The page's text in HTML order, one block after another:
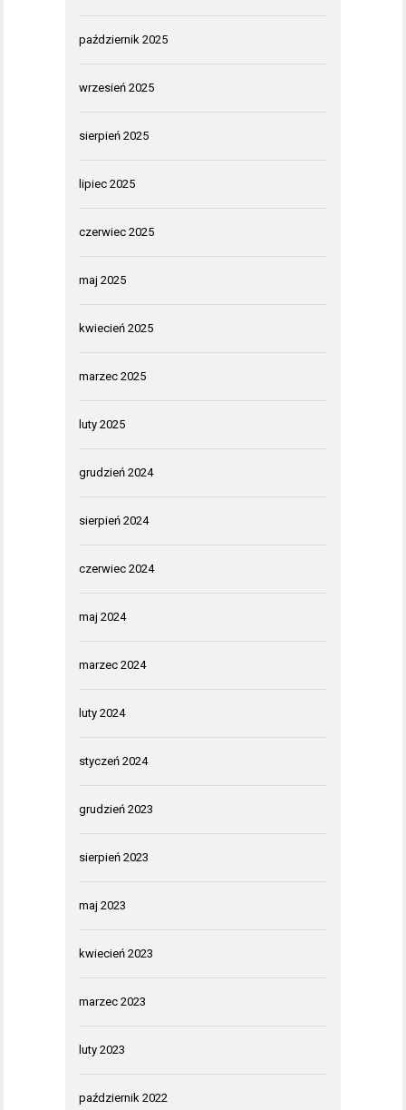
październik 2025
wrzesień 2025
sierpień 2025
lipiec 2025
czerwiec 2025
maj 2025
kwiecień 2025
marzec 2025
luty 2025
grudzień 2024
sierpień 2024
czerwiec 2024
maj 2024
marzec 2024
luty 2024
styczeń 2024
grudzień 2023
sierpień 2023
maj 2023
kwiecień 2023
marzec 2023
luty 2023
październik 2022